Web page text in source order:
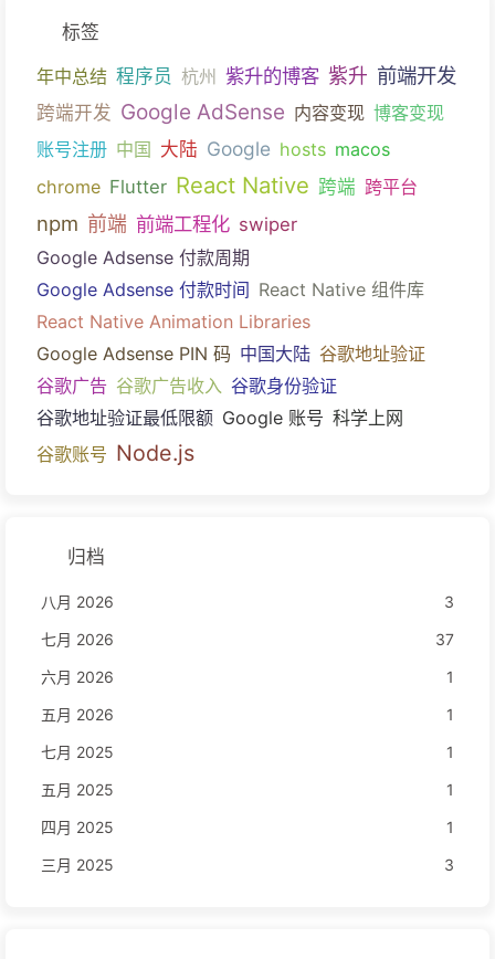
标签
年中总结 程序员 杭州 紫升的博客 紫升 前端开发
跨端开发 Google AdSense 内容变现 博客变现
账号注册 中国 大陆 Google hosts macos
chrome Flutter React Native 跨端 跨平台
npm 前端 前端工程化 swiper
Google Adsense 付款周期
Google Adsense 付款时间 React Native 组件库
React Native Animation Libraries
Google Adsense PIN 码 中国大陆 谷歌地址验证
谷歌广告 谷歌广告收入 谷歌身份验证
谷歌地址验证最低限额 Google 账号 科学上网
谷歌账号 Node.js
归档
八月 2026
3
七月 2026
37
六月 2026
1
五月 2026
1
七月 2025
1
五月 2025
1
四月 2025
1
三月 2025
3